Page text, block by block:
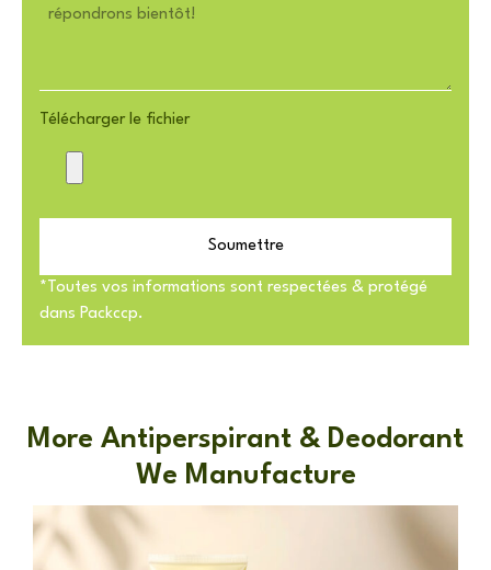
Télécharger le fichier
Soumettre
*Toutes vos informations sont respectées & protégé
dans Packccp.
More Antiperspirant & Deodorant
We Manufacture